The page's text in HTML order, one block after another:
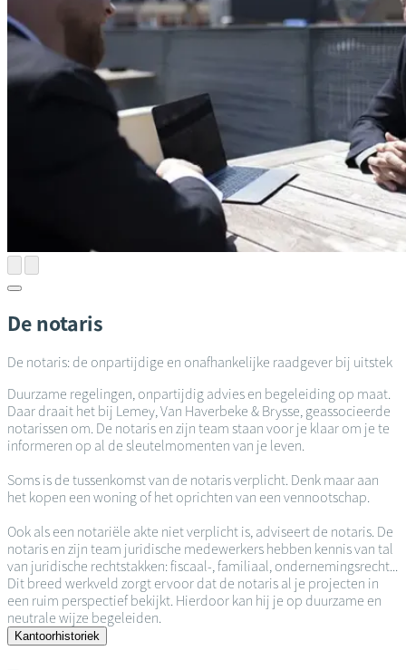
De notaris
De notaris: de onpartijdige en onafhankelijke raadgever bij uitstek
Duurzame regelingen, onpartijdig advies en begeleiding op maat.
Daar draait het bij Lemey, Van Haverbeke & Brysse, geassocieerde
notarissen om. De notaris en zijn team staan voor je klaar om je te
informeren op al de sleutelmomenten van je leven.
Soms is de tussenkomst van de notaris verplicht. Denk maar aan
het kopen een woning of het oprichten van een vennootschap.
Ook als een notariële akte niet verplicht is, adviseert de notaris. De
notaris en zijn team juridische medewerkers hebben kennis van tal
van juridische rechtstakken: fiscaal-, familiaal, ondernemingsrecht...
Dit breed werkveld zorgt ervoor dat de notaris al je projecten in
een ruim perspectief bekijkt. Hierdoor kan hij je op duurzame en
neutrale wijze begeleiden.
Kantoorhistoriek